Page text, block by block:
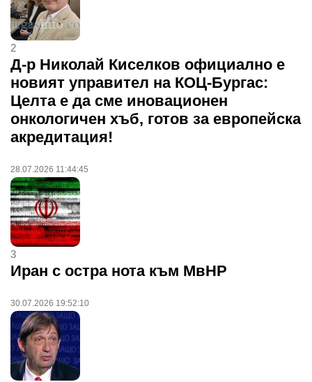
2
Д-р Николай Киселков официално е
новият управител на КОЦ-Бургас:
Целта е да сме иновационен
онкологичен хъб, готов за европейска
акредитация!
28.07.2026 11:44:45
3
Иран с остра нота към МвНР
30.07.2026 19:52:10